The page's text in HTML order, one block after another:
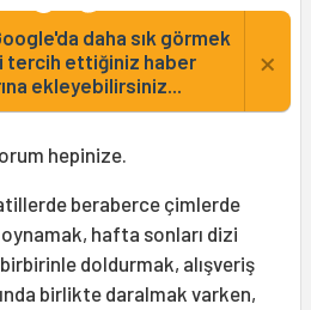
daha sık görmek
tercih ettiğiniz haber
ekleyebilirsiniz...
×
hepinize.
beraberce çimlerde
hafta sonları dizi
doldurmak, alışveriş
birlikte daralmak varken,